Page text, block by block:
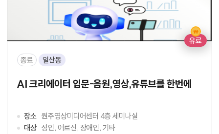
종료 일산동
유료
AI 크리에이터 입문-음원,영상,유튜브를 한번에
장소 원주영상미디어센터 4층 세미나실
대상 성인, 어르신, 장애인, 기타